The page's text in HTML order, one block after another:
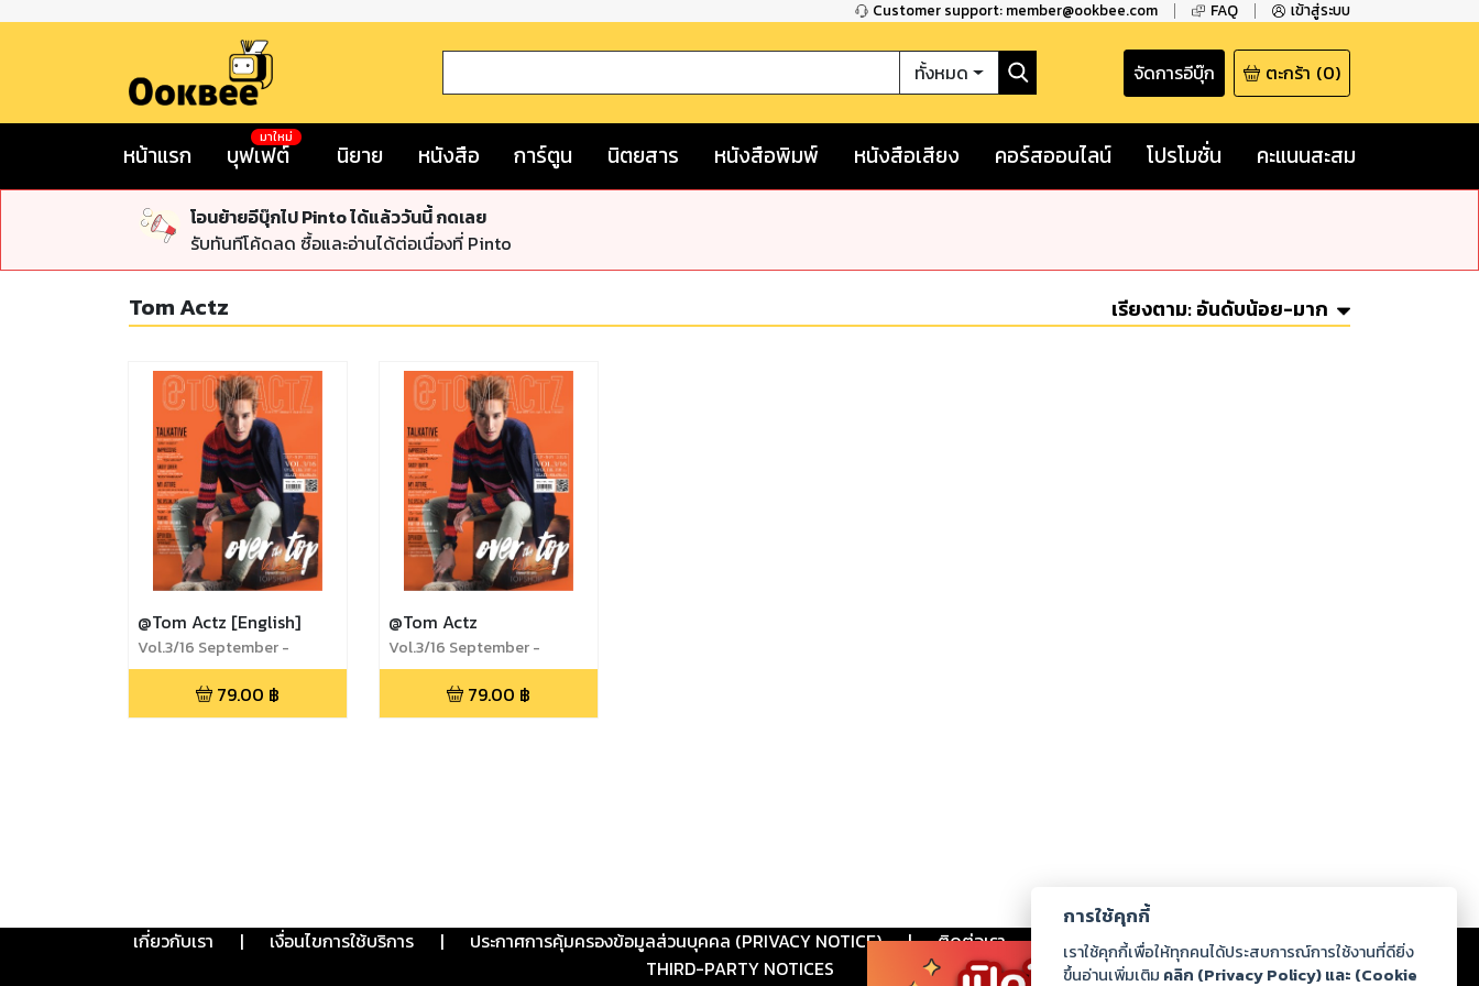
Customer support: member@ookbee.com FAQ เข้าสู่ระบบ
ทั้งหมด จัดการอีบุ๊ก ตะกร้า (0)
หน้าแรก บุฟเฟต์
มาใหม่
นิยาย หนังสือ การ์ตูน นิตยสาร หนังสือพิมพ์ หนังสือเสียง คอร์สออนไลน์ โปรโมชั่น คะแนนสะสม
โอนย้ายอีบุ๊กไป Pinto ได้แล้ววันนี้ กดเลย
รับทันทีโค้ดลด ซื้อและอ่านได้ต่อเนื่องที่ Pinto
Tom Actz เรียงตาม:อันดับน้อย-มาก
@Tom Actz [English]
Vol.3/16 September -
November 2016
79.00 ฿
@Tom Actz
Vol.3/16 September -
November 2016
79.00 ฿
เกี่ยวกับเรา | เงื่อนไขการใช้บริการ | ประกาศการคุ้มครองข้อมูลส่วนบุคคล (PRIVACY NOTICE) | ติดต่อเรา ร่วมงานกับเรา ดาวน์โหลด
THIRD-PARTY NOTICES
การใช้คุกกี้
เราใช้คุกกี้เพื่อให้ทุกคนได้ประสบการณ์การใช้งานที่ดียิ่ง
ขึ้นอ่านเพิ่มเติม คลิก (Privacy Policy) และ (Cookie